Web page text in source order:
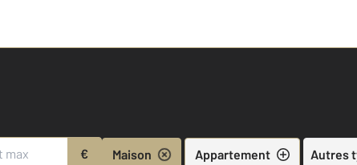
€ Maison Appartement Autres